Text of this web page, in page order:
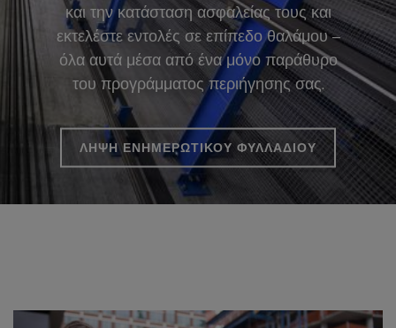
και την κατάσταση ασφαλείας τους και
εκτελέστε εντολές σε επίπεδο θαλάμου –
όλα αυτά μέσα από ένα μόνο παράθυρο
του προγράμματος περιήγησης σας.
ΛΗΨΗ ΕΝΗΜΕΡΩΤΙΚΟΥ ΦΥΛΛΑΔΙΟΥ